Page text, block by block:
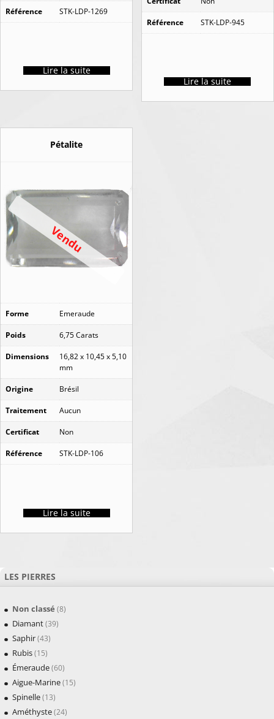
Référence STK-LDP-1269
Lire la suite
Référence STK-LDP-945
Lire la suite
Pétalite
Vendu
Forme Emeraude
Poids 6,75 Carats
Dimensions
16,82 x 10,45 x 5,10
mm
Origine Brésil
Traitement Aucun
Certificat Non
Référence STK-LDP-106
Lire la suite
LES PIERRES
Non classé (8)
Diamant(39)
Saphir(43)
Rubis(15)
Émeraude(60)
Aigue-Marine(15)
Spinelle(13)
Améthyste(24)